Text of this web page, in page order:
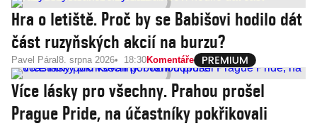
Hra o letiště. Proč by se Babišovi hodilo dát
část ruzyňských akcií na burzu?
Pavel Páral 8. srpna 2026 18:30Komentáře
Více lásky pro všechny. Prahou prošel
Prague Pride, na účastníky pokřikovali